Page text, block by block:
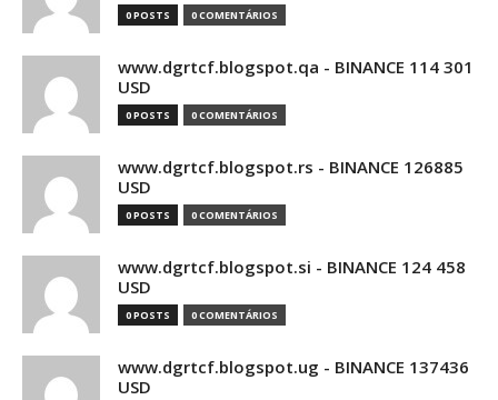
0 POSTS 0 COMENTÁRIOS
www.dgrtcf.blogspot.qa - BINANCE 114 301
USD
0 POSTS 0 COMENTÁRIOS
www.dgrtcf.blogspot.rs - BINANCE 126885
USD
0 POSTS 0 COMENTÁRIOS
www.dgrtcf.blogspot.si - BINANCE 124 458
USD
0 POSTS 0 COMENTÁRIOS
www.dgrtcf.blogspot.ug - BINANCE 137436
USD